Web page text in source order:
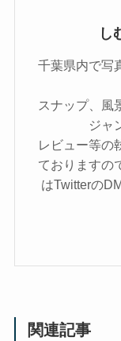
し
千葉県内で写
スナップ、風
ジャ
レビュー等の
ておりますの
はTwitterの
関連記事